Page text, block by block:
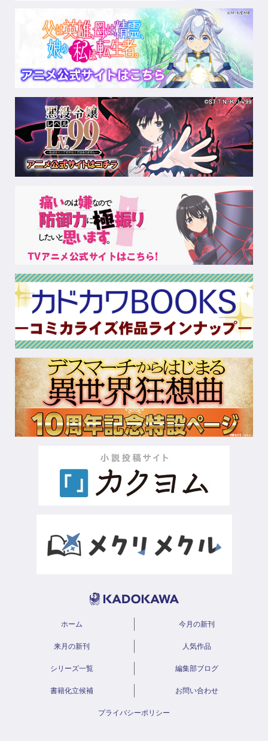
ホーム 今月の新刊
来月の新刊 人気作品
シリーズ一覧 編集部ブログ
書籍化立候補 お問い合わせ
プライバシーポリシー